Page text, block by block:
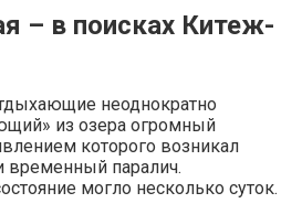
– в поисках Китеж-
неоднократно
из озера огромный
которого возникал
временный паралич.
могло несколько суток.